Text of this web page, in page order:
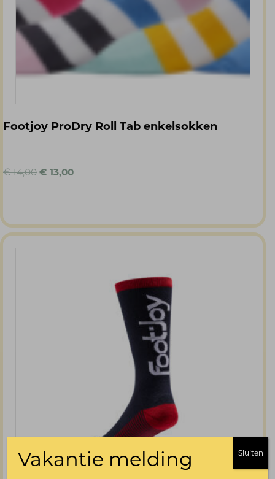
Footjoy ProDry Roll Tab enkelsokken
€14,00 Oorspronkelijke
€ 13,00Huidige
Vakantie melding Sluiten